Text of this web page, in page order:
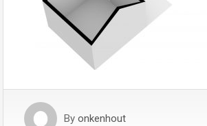
By onkenhout